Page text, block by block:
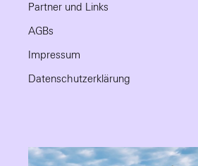
Partner und Links
AGBs
Impressum
Datenschutzerklärung